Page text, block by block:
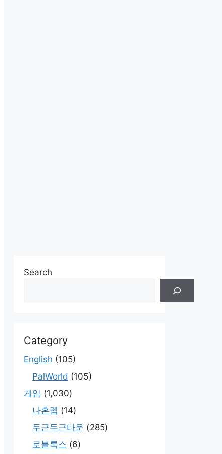
Search
Category
English (105)
PalWorld (105)
게임 (1,030)
나혼렙 (14)
두근두근타운 (285)
로블록스 (6)